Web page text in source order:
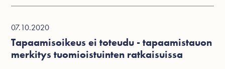
07.10.2020
Tapaamisoikeus ei toteudu - tapaamistauon
merkitys tuomioistuinten ratkaisuissa